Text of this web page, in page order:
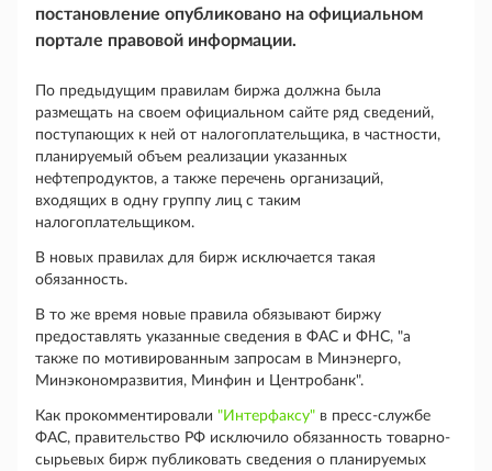
постановление опубликовано на официальном
портале правовой информации.
По предыдущим правилам биржа должна была
размещать на своем официальном сайте ряд сведений,
поступающих к ней от налогоплательщика, в частности,
планируемый объем реализации указанных
нефтепродуктов, а также перечень организаций,
входящих в одну группу лиц с таким
налогоплательщиком.
В новых правилах для бирж исключается такая
обязанность.
В то же время новые правила обязывают биржу
предоставлять указанные сведения в ФАС и ФНС, "а
также по мотивированным запросам в Минэнерго,
Минэкономразвития, Минфин и Центробанк".
Как прокомментировали "Интерфаксу" в пресс-службе
ФАС, правительство РФ исключило обязанность товарно-
сырьевых бирж публиковать сведения о планируемых